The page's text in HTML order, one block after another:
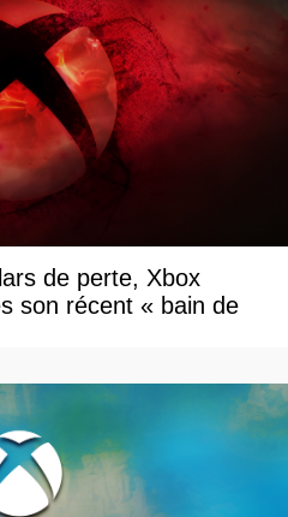
de perte, Xbox
son récent « bain de